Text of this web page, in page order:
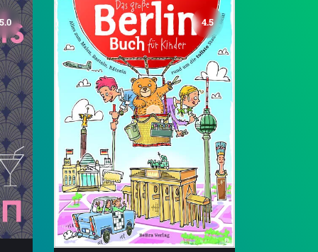
5.0 4.5